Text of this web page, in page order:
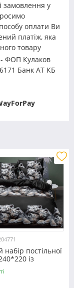
замовлення у
оплати Ви
платіж, яка
товару
- ФОП Кулаков
Банк АТ КБ
набір постільної
із
№204771